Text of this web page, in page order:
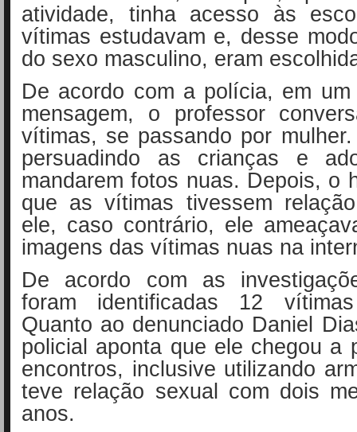
atividade, tinha acesso às
vítimas estudavam e, desse
do sexo masculino, eram
De acordo com a polícia, em
mensagem, o professor
vítimas, se passando por
persuadindo as crianças e
mandarem fotos nuas. Depois, o
que as vítimas tivessem
ele, caso contrário, ele
imagens das vítimas nuas na
De acordo com as
foram identificadas 12
Quanto ao denunciado Daniel
policial aponta que ele chegou a
encontros, inclusive utilizando
teve relação sexual com dois
anos.